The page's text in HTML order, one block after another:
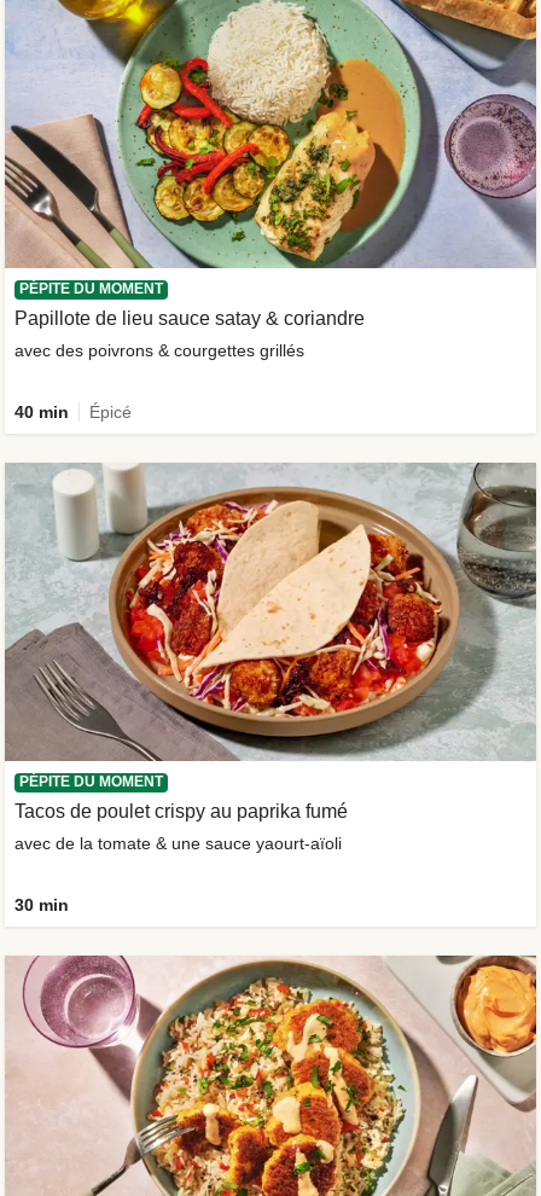
PÉPITE DU MOMENT
Papillote de lieu sauce satay & coriandre
avec des poivrons & courgettes grillés
40 min Épicé
PÉPITE DU MOMENT
Tacos de poulet crispy au paprika fumé
avec de la tomate & une sauce yaourt-aïoli
30 min